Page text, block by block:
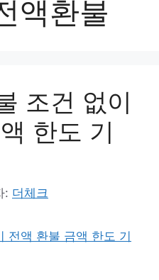
액환불
조건 없이
한도 기
: 더체크